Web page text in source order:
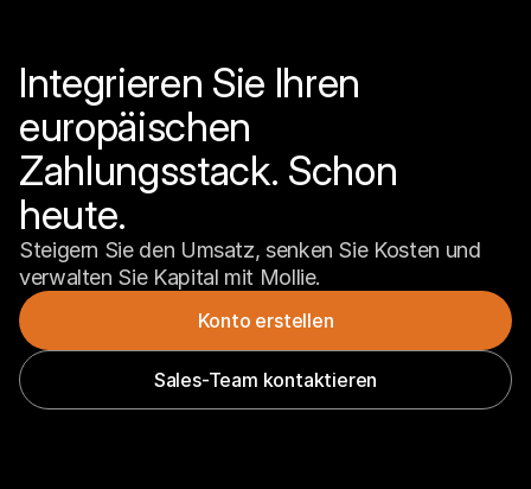
Integrieren Sie Ihren
europäischen
Zahlungsstack. Schon
heute.
Steigern Sie den Umsatz, senken Sie Kosten und
verwalten Sie Kapital mit Mollie.
Konto erstellen
Sales-Team kontaktieren